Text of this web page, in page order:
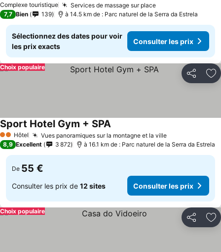
Complexe touristique Services de massage sur placeConsulter les prix
Consulter les prix
7,7 Bien 139 à 14.5 km de : Parc naturel de la Serra da Estrela
Sélectionnez des dates pour voir
les prix exacts
Consulter les prix
Partager
Choix populaire
2 Étoiles
Hôtel Vues panoramiques sur la montagne et la villeConsulter les
Sport Hotel Gym + SPAConsulter les prix
8,9 Excellent 3 872 à 16.1 km de : Parc naturel de la Serra da Estrela
De 55 €
Consulter les prix de 12 sites Consulter les prix
Partager
Choix populaire